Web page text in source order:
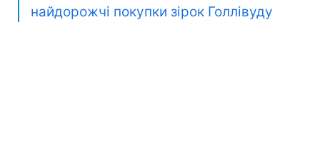
найдорожчі покупки зірок Голлівуду